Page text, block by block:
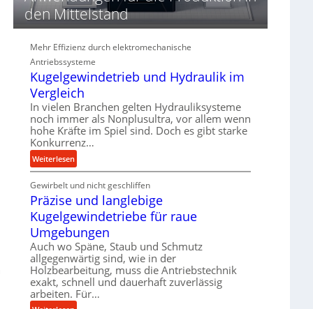
d
i
e
P
f
o
r
m
a
n
c
e
b
e
i
m
D
r
ü
k
den Mittelstand
Mehr Effizienz durch elektromechanische
Antriebssysteme
Kugelgewindetrieb und Hydraulik im
Vergleich
In vielen Branchen gelten Hydrauliksysteme
noch immer als Nonplusultra, vor allem wenn
hohe Kräfte im Spiel sind. Doch es gibt starke
Konkurrenz…
Weiterlesen:
K
u
g
l
g
e
w
i
n
d
Gewirbelt und nicht geschliffen
Präzise und langlebige
Kugelgewindetriebe für raue
Umgebungen
Auch wo Späne, Staub und Schmutz
allgegenwärtig sind, wie in der
Holzbearbeitung, muss die Antriebstechnik
exakt, schnell und dauerhaft zuverlässig
arbeiten. Für…